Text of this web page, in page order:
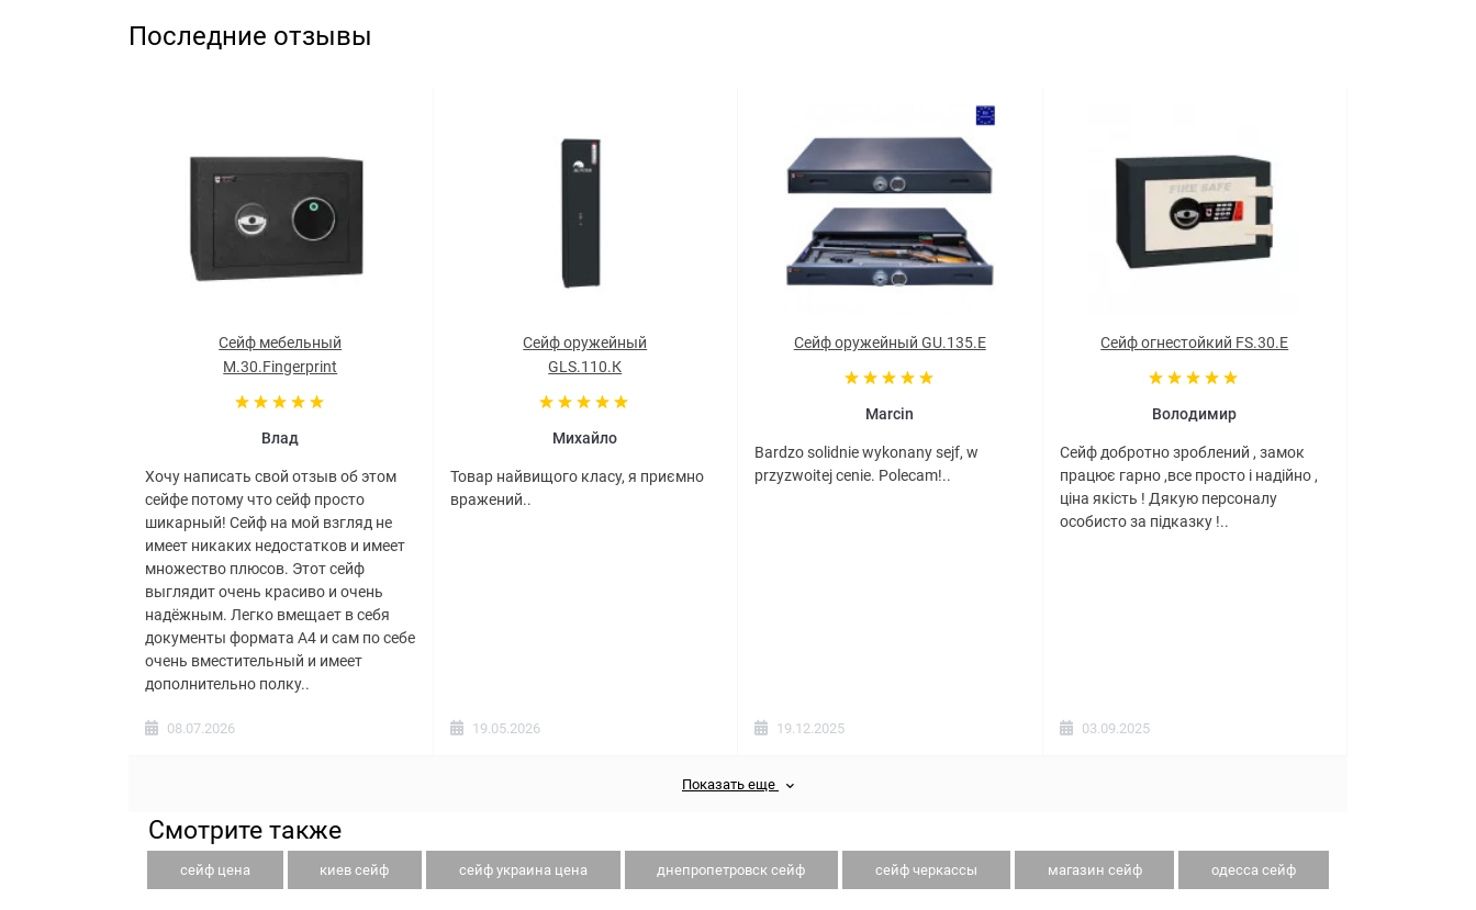
Последние отзывы
Сейф мебельный
M.30.Fingerprint
Влад
Хочу написать свой отзыв об этом
сейфе потому что сейф просто
шикарный! Сейф на мой взгляд не
имеет никаких недостатков и имеет
множество плюсов. Этот сейф
выглядит очень красиво и очень
надёжным. Легко вмещает в себя
документы формата А4 и сам по себе
очень вместительный и имеет
дополнительно полку..
08.07.2026
Сейф оружейный
GLS.110.К
Михайло
Товар найвищого класу, я приємно
вражений..
19.05.2026
Сейф оружейный GU.135.E
Marcin
Bardzo solidnie wykonany sejf, w
przyzwoitej cenie. Polecam!..
19.12.2025
Сейф огнестойкий FS.30.E
Володимир
Сейф добротно зроблений , замок
працює гарно ,все просто і надійно ,
ціна якість ! Дякую персоналу
особисто за підказку !..
03.09.2025
Показать еще
Смотрите также
сейф цена киев сейф сейф украина цена днепропетровск сейф сейф черкассы магазин сейф одесса сейф